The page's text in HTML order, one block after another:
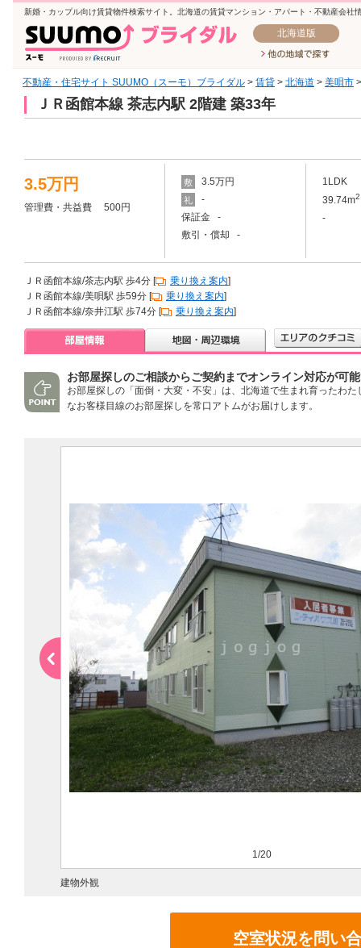
新婚・カップル向け賃貸物件検索サイト。北海道の賃貸マンション・アパート・不動産会社
北海道版
不動産・住宅サイト SUUMO（スーモ）ブライダル > 賃貸 > 北海道 > 美唄市
ＪＲ函館本線 茶志内駅 2階建 築33年
3.5万円
管理費・共益費 500円
敷 3.5万円
礼
-
保証金 -
敷引・償却 -
1LDK
39.74m2
-
ＪＲ函館本線/茶志内駅 歩4分 [ 乗り換え案内]
ＪＲ函館本線/美唄駅 歩59分 [
乗り換え案内]
ＪＲ函館本線/奈井江駅 歩74分 [
乗り換え案内]
お部屋探しのご相談からご契約までオンライン対応が可
お部屋探しの「面倒・大変・不安」は、北海道で生まれ育ったわ
なお客様目線のお部屋探しを常口アトムがお届けします。
1/20
建物外観
空室状況を問い